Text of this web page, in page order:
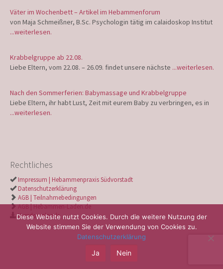
Väter im Wochenbett – Artikel im Hebammenforum
von Maja Schmeißner, B.Sc. Psychologin tätig im calaidoskop Institut
...weiterlesen.
Krabbelgruppe ab 22.08.
Liebe Eltern, vom 22.08. – 26.09. findet unsere nächste ...weiterlesen.
Nach den Sommerferien: Babymassage und Krabbelgruppe
Liebe Eltern, ihr habt Lust, Zeit mit eurem Baby zu verbringen, es in
...weiterlesen.
Rechtliches
Impressum | Hebammenpraxis Südvorstadt
Datenschutzerklärung
AGB | Teilnahmebedingungen
AGB | Hebammen-Laden.de
Kursdownloads
Diese Website nutzt Cookies. Durch die weitere Nutzung der
Website stimmen Sie der Verwendung von Cookies zu.
Datenschutzerklärung
Ja Nein